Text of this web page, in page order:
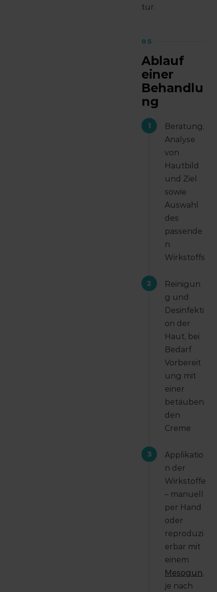
tur.
05
Ablauf
einer
Behandlu
ng
1
Beratung,
Analyse
von
Hautbild
und Ziel
sowie
Auswahl
des
passende
n
Wirkstoffs
2
Reinigun
g und
Desinfekti
on der
Haut, bei
Bedarf
Vorbereit
ung mit
einer
betäuben
den
Creme
3
Applikatio
n der
Wirkstoffe
– manuell
per Hand
oder
reproduzi
erbar mit
einem
Mesogun,
je nach